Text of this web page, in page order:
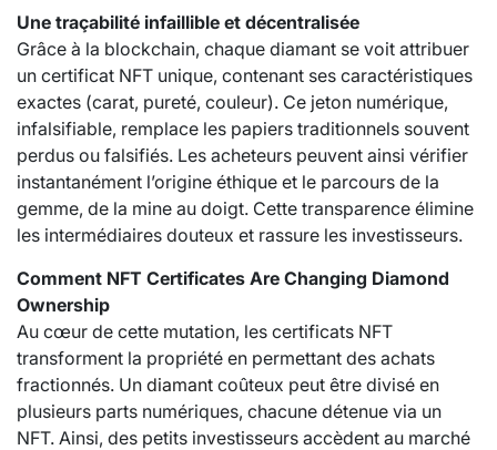
Une traçabilité infaillible et décentralisée
Grâce à la blockchain, chaque diamant se voit attribuer
un certificat NFT unique, contenant ses caractéristiques
exactes (carat, pureté, couleur). Ce jeton numérique,
infalsifiable, remplace les papiers traditionnels souvent
perdus ou falsifiés. Les acheteurs peuvent ainsi vérifier
instantanément l’origine éthique et le parcours de la
gemme, de la mine au doigt. Cette transparence élimine
les intermédiaires douteux et rassure les investisseurs.
Comment NFT Certificates Are Changing Diamond
Ownership
Au cœur de cette mutation, les certificats NFT
transforment la propriété en permettant des achats
fractionnés. Un diamant coûteux peut être divisé en
plusieurs parts numériques, chacune détenue via un
NFT. Ainsi, des petits investisseurs accèdent au marché